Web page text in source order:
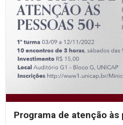
Programa de atenção às